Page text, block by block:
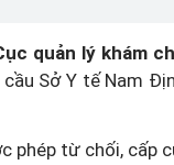
quản lý khám
Sở Y tế Nam
phép từ chối, cấp
Podcast: